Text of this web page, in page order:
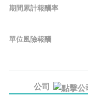
期間累計報酬率
單位風險報酬
公司